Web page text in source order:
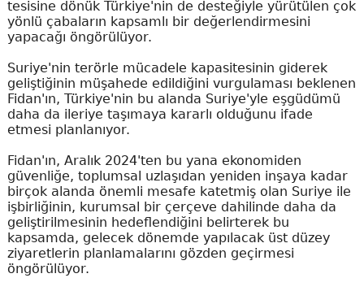
tesisine dönük Türkiye'nin de desteğiyle yürütülen çok
yönlü çabaların kapsamlı bir değerlendirmesini
yapacağı öngörülüyor.
Suriye'nin terörle mücadele kapasitesinin giderek
geliştiğinin müşahede edildiğini vurgulaması beklenen
Fidan'ın, Türkiye'nin bu alanda Suriye'yle eşgüdümü
daha da ileriye taşımaya kararlı olduğunu ifade
etmesi planlanıyor.
Fidan'ın, Aralık 2024'ten bu yana ekonomiden
güvenliğe, toplumsal uzlaşıdan yeniden inşaya kadar
birçok alanda önemli mesafe katetmiş olan Suriye ile
işbirliğinin, kurumsal bir çerçeve dahilinde daha da
geliştirilmesinin hedeflendiğini belirterek bu
kapsamda, gelecek dönemde yapılacak üst düzey
ziyaretlerin planlamalarını gözden geçirmesi
öngörülüyor.